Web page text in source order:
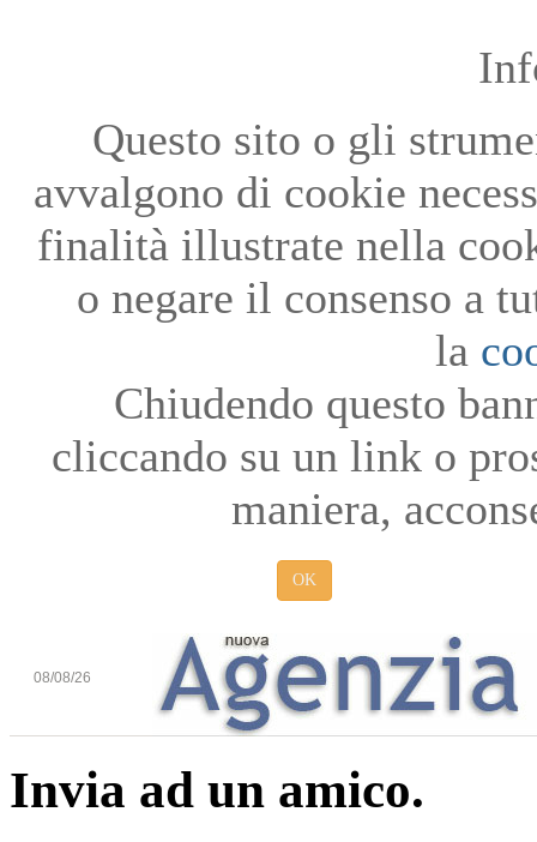
Questo sito o gli
avvalgono di cookie
finalità illustrate nella
o negare il consenso a
la
Chiudendo questo
cliccando su un link o
maniera,
OK
08/08/26
Invia ad un amico.